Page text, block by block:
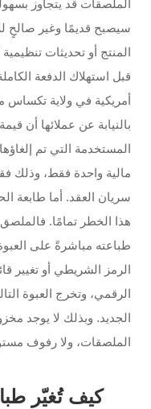
سيصبح قديمًا وغير صالحٍ
المنتج أو تحديثات
قبل استهلاك الدفعة
أمريكية في ولاية
بالنيابة عن عملائها أن
مالية واحدة فقط، وذلك
سريان العقد. أما طابعة
هذا الخطر تمامًا.
طباعته مباشرةً على
الرمز الشريطي أو تغيير
الرقمي، وتخرج العبوة
الجديد. وبذلك لا يوجد
الملصقات، ولا رفوف
كيف تُغيّر